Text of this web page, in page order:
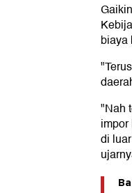
biaya
"Nah
di